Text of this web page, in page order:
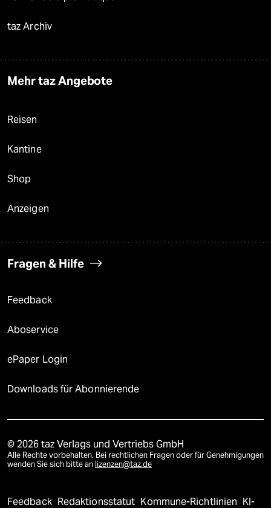
taz Archiv
Mehr taz Angebote
Reisen
Kantine
Shop
Anzeigen
Fragen & Hilfe
Feedback
Aboservice
ePaper Login
Downloads für Abonnierende
© 2026 taz Verlags und Vertriebs GmbH
Alle Rechte vorbehalten. Bei rechtlichen Fragen oder für Genehmigungen
wenden Sie sich bitte an lizenzen@taz.de
Feedback Redaktionsstatut Kommune-Richtlinien KI-